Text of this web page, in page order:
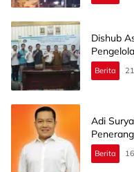
Dishub
Berita
Adi
Berita